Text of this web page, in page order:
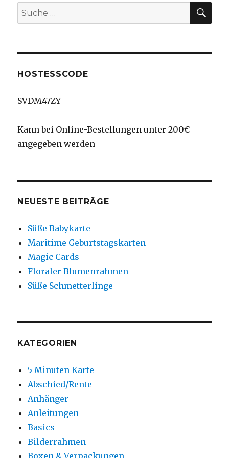
Suche
nach:
HOSTESSCODE
SVDM47ZY
Kann bei Online-Bestellungen unter 200€
angegeben werden
NEUESTE BEITRÄGE
Süße Babykarte
Maritime Geburtstagskarten
Magic Cards
Floraler Blumenrahmen
Süße Schmetterlinge
KATEGORIEN
5 Minuten Karte
Abschied/Rente
Anhänger
Anleitungen
Basics
Bilderrahmen